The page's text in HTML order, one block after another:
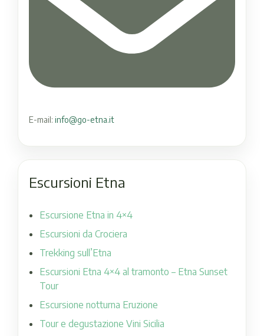
E-mail: info@go-etna.it
Escursioni Etna
Escursione Etna in 4×4
Escursioni da Crociera
Trekking sull’Etna
Escursioni Etna 4×4 al tramonto – Etna Sunset
Tour
Escursione notturna Eruzione
Tour e degustazione Vini Sicilia